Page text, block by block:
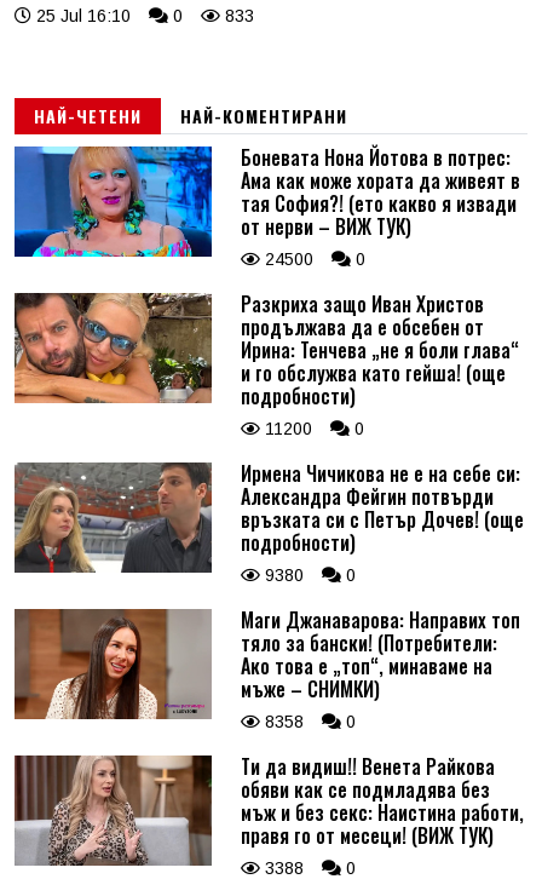
25 Jul 16:10 0 833
НАЙ-ЧЕТЕНИ НАЙ-КОМЕНТИРАНИ
Боневата Нона Йотова в потрес:
Ама как може хората да живеят в
тая София?! (ето какво я извади
от нерви – ВИЖ ТУК)
24500 0
Разкриха защо Иван Христов
продължава да е обсебен от
Ирина: Тенчева „не я боли глава“
и го обслужва като гейша! (още
подробности)
11200 0
Ирмена Чичикова не е на себе си:
Александра Фейгин потвърди
връзката си с Петър Дочев! (още
подробности)
9380 0
Маги Джанаварова: Направих топ
тяло за бански! (Потребители:
Ако това е „топ“, минаваме на
мъже – СНИМКИ)
8358 0
Ти да видиш!! Венета Райкова
обяви как се подмладява без
мъж и без секс: Наистина работи,
правя го от месеци! (ВИЖ ТУК)
3388 0